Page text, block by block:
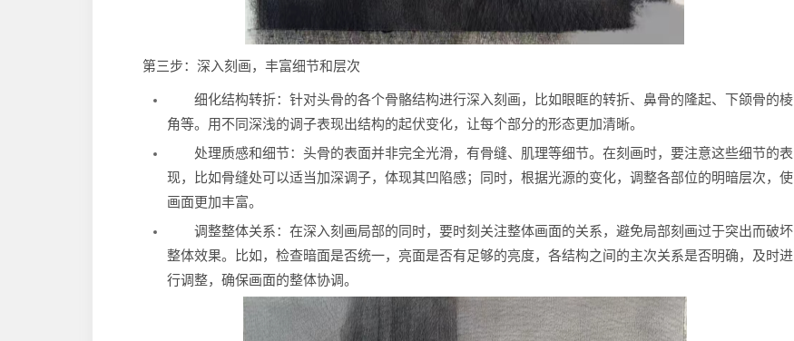
第三步：深入刻画，丰富细节和层次
细化结构转折：针对头骨的各个骨骼结构进行深入刻画，比如眼眶的转折、鼻骨的隆起、下颌骨的棱
角等。用不同深浅的调子表现出结构的起伏变化，让每个部分的形态更加清晰。
处理质感和细节：头骨的表面并非完全光滑，有骨缝、肌理等细节。在刻画时，要注意这些细节的表
现，比如骨缝处可以适当加深调子，体现其凹陷感；同时，根据光源的变化，调整各部位的明暗层次，使
画面更加丰富。
调整整体关系：在深入刻画局部的同时，要时刻关注整体画面的关系，避免局部刻画过于突出而破坏
整体效果。比如，检查暗面是否统一，亮面是否有足够的亮度，各结构之间的主次关系是否明确，及时进
行调整，确保画面的整体协调。